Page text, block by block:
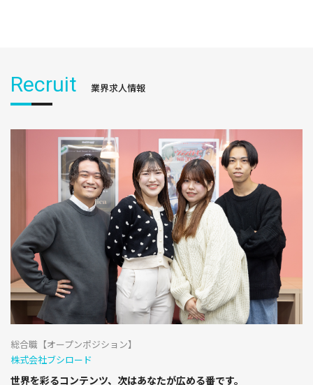
Recruit 業界求人情報
総合職【オープンポジション】
株式会社ブシロード
世界を彩るコンテンツ、次はあなたが広める番です。